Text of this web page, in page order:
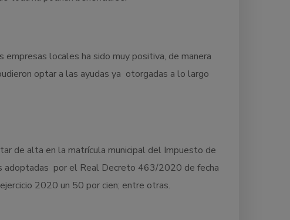
locales ha sido muy positiva, de manera
optar a las ayudas ya otorgadas a lo largo
de alta en la matrícula municipal del Impuesto de
adoptadas por el Real Decreto 463/2020 de fecha
2020 un 50 por cien; entre otras.